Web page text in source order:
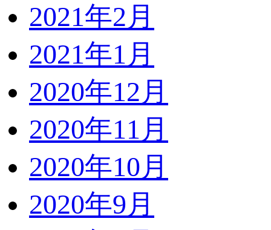
2021年2月
2021年1月
2020年12月
2020年11月
2020年10月
2020年9月